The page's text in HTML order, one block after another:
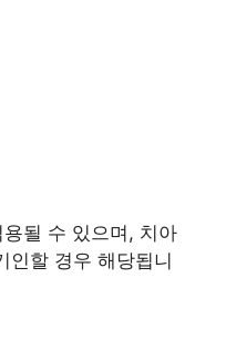
될 수 있으며, 치아
인할 경우 해당됩니